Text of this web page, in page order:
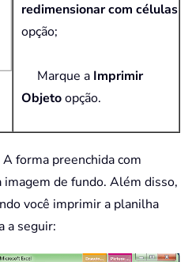
redimensionar com células
opção;
Marque a Imprimir
Objetoopção.
A forma preenchida com
imagem de fundo. Além disso,
você imprimir a planilha
a seguir: